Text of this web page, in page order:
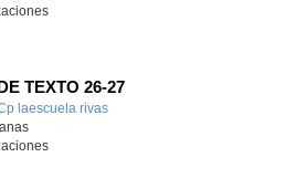
TEXTO 26-27
laescuela rivas-